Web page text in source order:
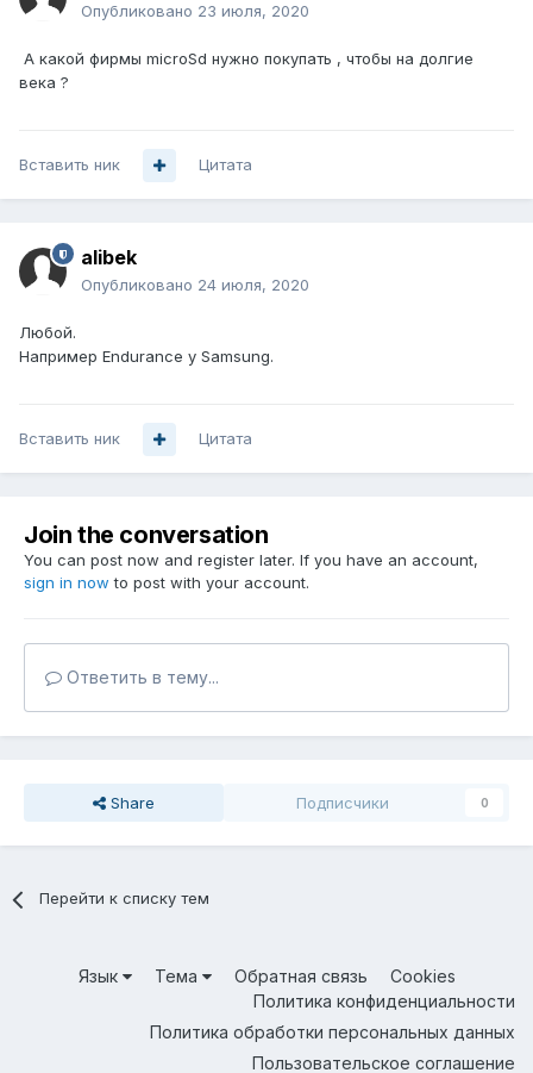
Опубликовано 23 июля, 2020
А какой фирмы microSd нужно покупать , чтобы на долгие
века ?
Вставить ник Цитата
alibek
Опубликовано 24 июля, 2020
Любой.
Например Endurance у Samsung.
Вставить ник Цитата
Join the conversation
You can post now and register later. If you have an account,
sign in now to post with your account.
Ответить в тему...
Share Подписчики 0
Перейти к списку тем
Язык Тема Обратная связь
Cookies
Политика конфиденциальности
Политика обработки персональных данных
Пользовательское соглашение